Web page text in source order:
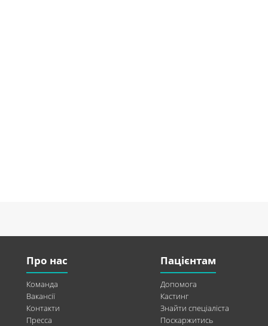
Про нас
Команда
Вакансії
Контакти
Пресса
Пацієнтам
Допомога
Кастинг
Знайти спеціаліста
Поскаржитись